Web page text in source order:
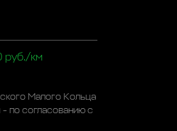
руб./км
Малого Кольца
по согласованию с